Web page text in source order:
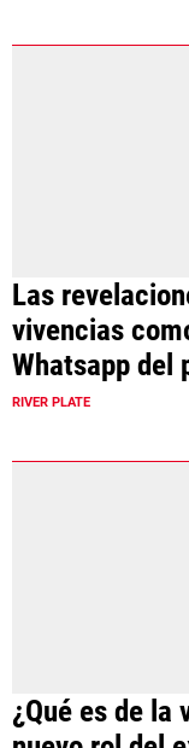
Las
vivencias
Whatsapp del
RIVER PLATE
¿Qué es de la